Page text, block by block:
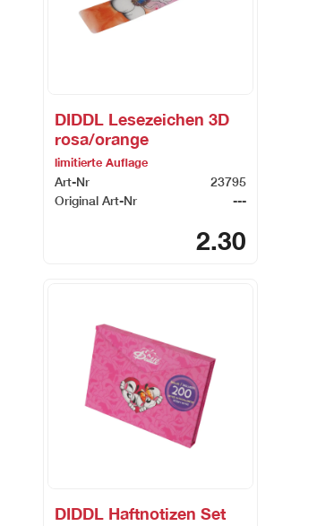
DIDDL Lesezeichen 3D
rosa/orange
limitierte Auflage
Art-Nr
23795
Original Art-Nr
---
2.30
DIDDL Haftnotizen Set